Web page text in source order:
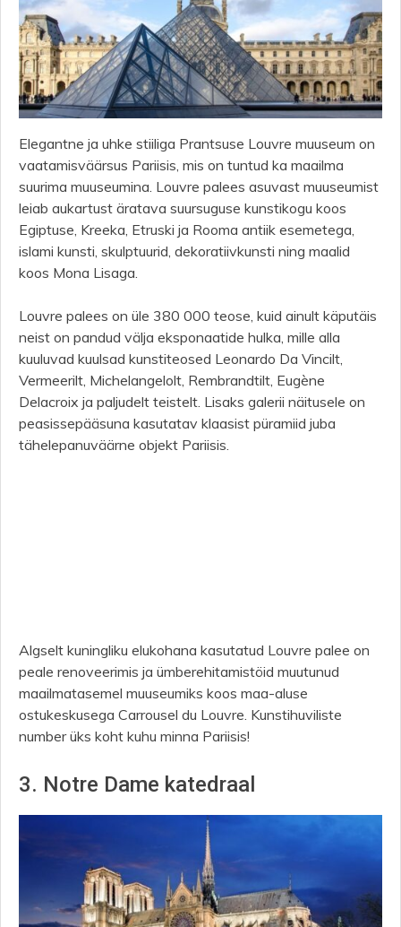
Elegantne ja uhke stiiliga Prantsuse Louvre muuseum on
vaatamisväärsus Pariisis, mis on tuntud ka maailma
suurima muuseumina. Louvre palees asuvast muuseumist
leiab aukartust äratava suursuguse kunstikogu koos
Egiptuse, Kreeka, Etruski ja Rooma antiik esemetega,
islami kunsti, skulptuurid, dekoratiivkunsti ning maalid
koos Mona Lisaga.
Louvre palees on üle 380 000 teose, kuid ainult käputäis
neist on pandud välja eksponaatide hulka, mille alla
kuuluvad kuulsad kunstiteosed Leonardo Da Vincilt,
Vermeerilt, Michelangelolt, Rembrandtilt, Eugène
Delacroix ja paljudelt teistelt. Lisaks galerii näitusele on
peasissepääsuna kasutatav klaasist püramiid juba
tähelepanuväärne objekt Pariisis.
Algselt kuningliku elukohana kasutatud Louvre palee on
peale renoveerimis ja ümberehitamistöid muutunud
maailmatasemel muuseumiks koos maa-aluse
ostukeskusega Carrousel du Louvre. Kunstihuviliste
number üks koht kuhu minna Pariisis!
3. Notre Dame katedraal